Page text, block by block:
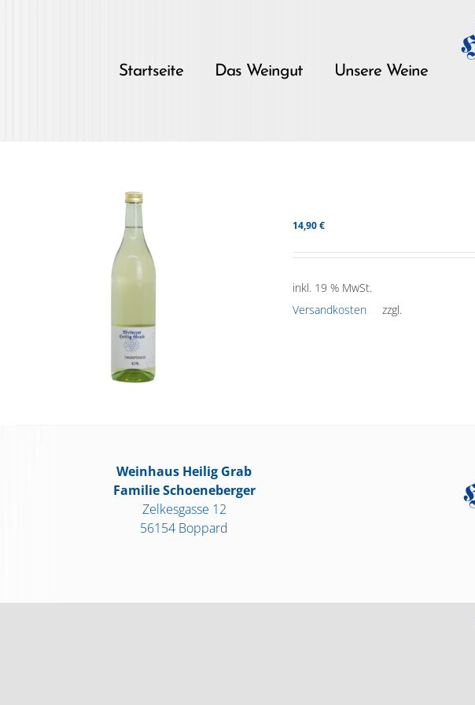
Startseite Das Weingut Unsere Weine
14,90€
inkl. 19 % MwSt.
zzgl.
Versandkosten
Weinhaus Heilig Grab
Familie Schoeneberger
Zelkesgasse 12
56154 Boppard